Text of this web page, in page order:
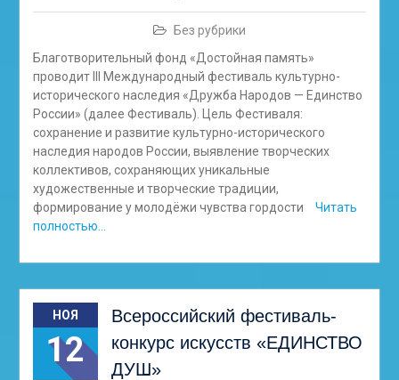
Без рубрики
Благотворительный фонд «Достойная память»
проводит III Международный фестиваль культурно-
исторического наследия «Дружба Народов — Единство
России» (далее Фестиваль). Цель Фестиваля:
сохранение и развитие культурно-исторического
наследия народов России, выявление творческих
коллективов, сохраняющих уникальные
художественные и творческие традиции,
формирование у молодёжи чувства гордости
Читать
полностью…
НОЯ
12
Всероссийский фестиваль-
конкурс искусств «ЕДИНСТВО
ДУШ»